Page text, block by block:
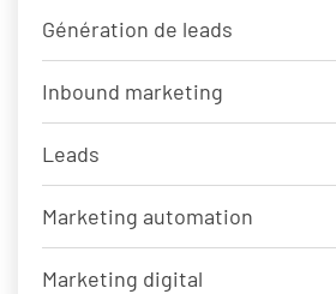
Génération de leads
Inbound marketing
Leads
Marketing automation
Marketing digital